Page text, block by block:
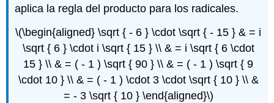
aplica la regla del producto para los radicales.
\(\begin{aligned} \sqrt { - 6 } \cdot \sqrt { - 15 } & = i
\sqrt { 6 } \cdot i \sqrt { 15 } \\ & = i \sqrt { 6 \cdot
15 } \\ & = ( - 1 ) \sqrt { 90 } \\ & = ( - 1 ) \sqrt { 9
\cdot 10 } \\ & = ( - 1 ) \cdot 3 \cdot \sqrt { 10 } \\ &
= - 3 \sqrt { 10 } \end{aligned}\)